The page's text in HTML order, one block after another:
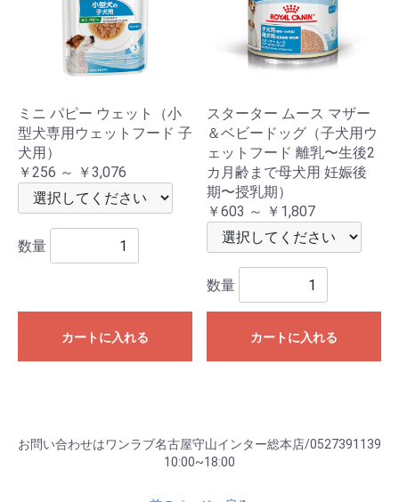
ミニ パピー ウェット（小
型犬専用ウェットフード 子
犬用）
￥256 ～ ￥3,076
数量
カートに入れる
スターター ムース マザー
＆ベビードッグ（子犬用ウ
ェットフード 離乳〜生後2
カ月齢まで母犬用 妊娠後
期〜授乳期）
￥603 ～ ￥1,807
数量
カートに入れる
お問い合わせはワンラブ名古屋守山インター総本店/0527391139
10:00~18:00